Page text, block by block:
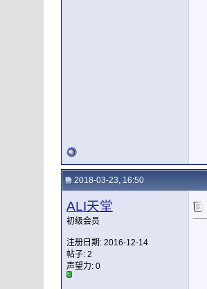
2018-03-23, 16:50
ALI天堂
初级会员
注册日期: 2016-12-14
帖子: 2
声望力: 0